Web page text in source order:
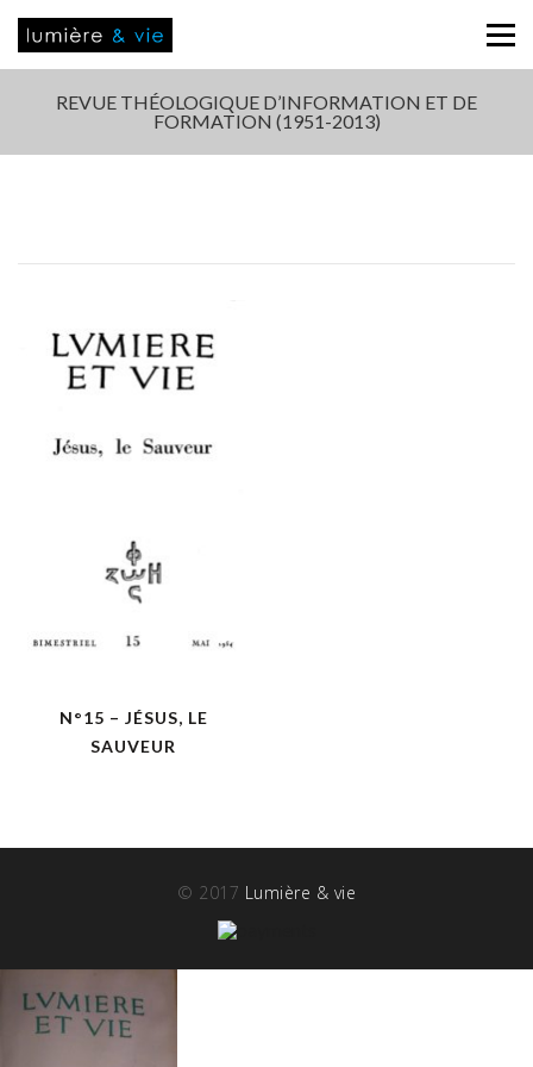
REVUE THÉOLOGIQUE D’INFORMATION ET DE
FORMATION (1951-2013)
N°15 – JÉSUS, LE
SAUVEUR
© 2017 Lumière & vie